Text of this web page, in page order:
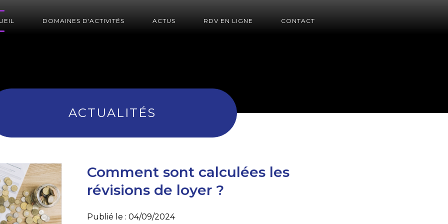
DOMAINES D'ACTIVITÉS ACTUS RDV EN LIGNE CONTACT
ACTUALITÉS
Comment sont calculées les
révisions de loyer ?
Publié le : 04/09/2024